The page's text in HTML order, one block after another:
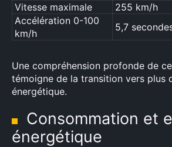
Vitesse maximale
255 km/h
Accélération 0-100
km/h
5,7
Une compréhension profonde de
témoigne de la transition vers plus
énergétique.
Consommation et
énergétique